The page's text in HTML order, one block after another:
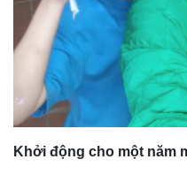
Khởi động cho một năm